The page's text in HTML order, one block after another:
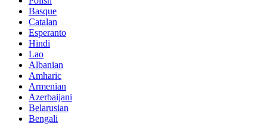
Basque
Catalan
Esperanto
Hindi
Lao
Albanian
Amharic
Armenian
Azerbaijani
Belarusian
Bengali